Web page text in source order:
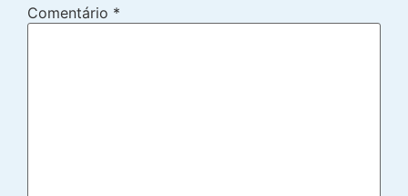
Comentário *